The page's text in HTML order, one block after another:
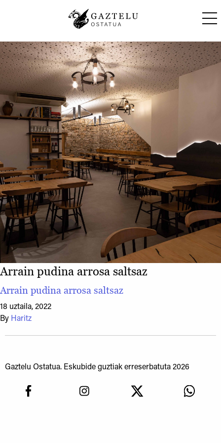
Arrain pudina arrosa saltsaz
Arrain pudina arrosa saltsaz
18 uztaila, 2022
By Haritz
Gaztelu Ostatua. Eskubide guztiak erreserbatuta 2026